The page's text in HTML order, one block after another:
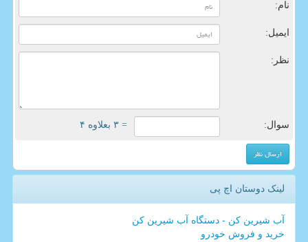
نام:
ایمیل:
نظر:
سوال: = ۳ بعلاوه ۴
لینک دوستان اچ پی
آب شیرین کن - دستگاه آب شیرین کن
خرید و فروش خودرو